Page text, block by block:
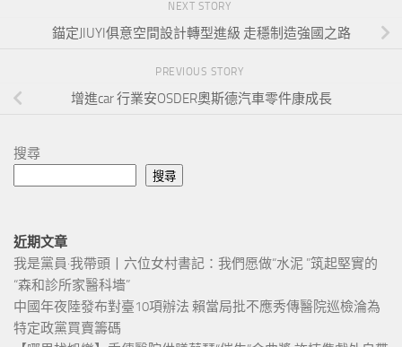
NEXT STORY
錨定JIUYI俱意空間設計轉型進級 走穩制造強國之路
PREVIOUS STORY
增進car 行業安OSDER奧斯德汽車零件康成長
搜尋
搜尋
近期文章
我是黨員·我帶頭丨六位女村書記：我們愿做“水泥 ”筑起堅實的
“森和診所家醫科墻”
中國年夜陸發布對臺10項辦法 賴當局批不應秀傳醫院巡檢淪為
特定政黨買賣籌碼